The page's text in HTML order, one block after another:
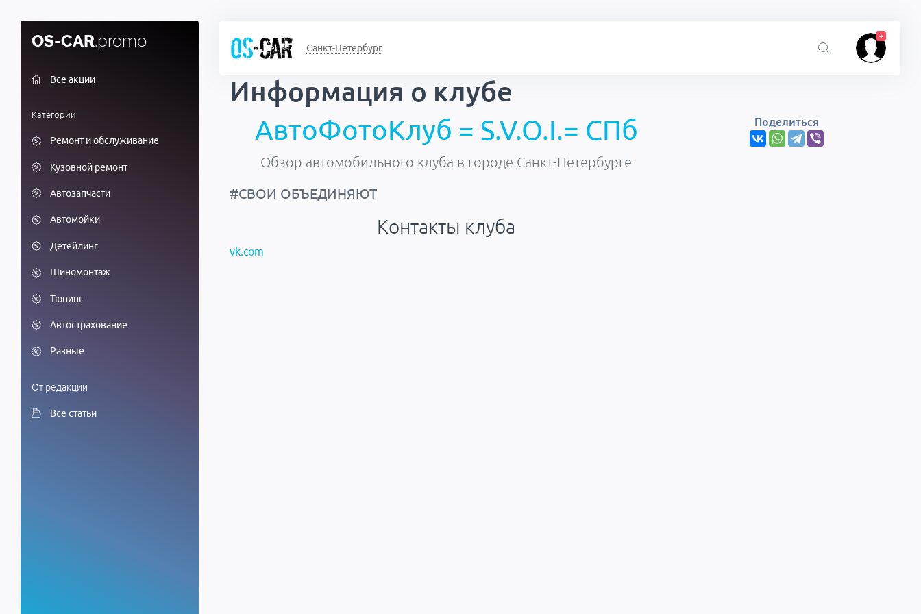
Санкт-Петербург
+
OS-CAR.promo
Все акции
Категории
Ремонт и обслуживание
Кузовной ремонт
Автозапчасти
Автомойки
Детейлинг
Шиномонтаж
Тюнинг
Автострахование
Разные
От редакции
Все статьи
Информация о клубе
АвтоФотоКлуб = S.V.O.I.= CПб
Обзор автомобильного клуба в городе Санкт-Петербурге
Поделиться
#СВОИ ОБЪЕДИНЯЮТ
Контакты клуба
vk.com